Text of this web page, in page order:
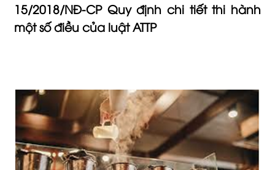
15/2018/NĐ-CP Quy định chi tiết thi hành
một số điều của luật ATTP